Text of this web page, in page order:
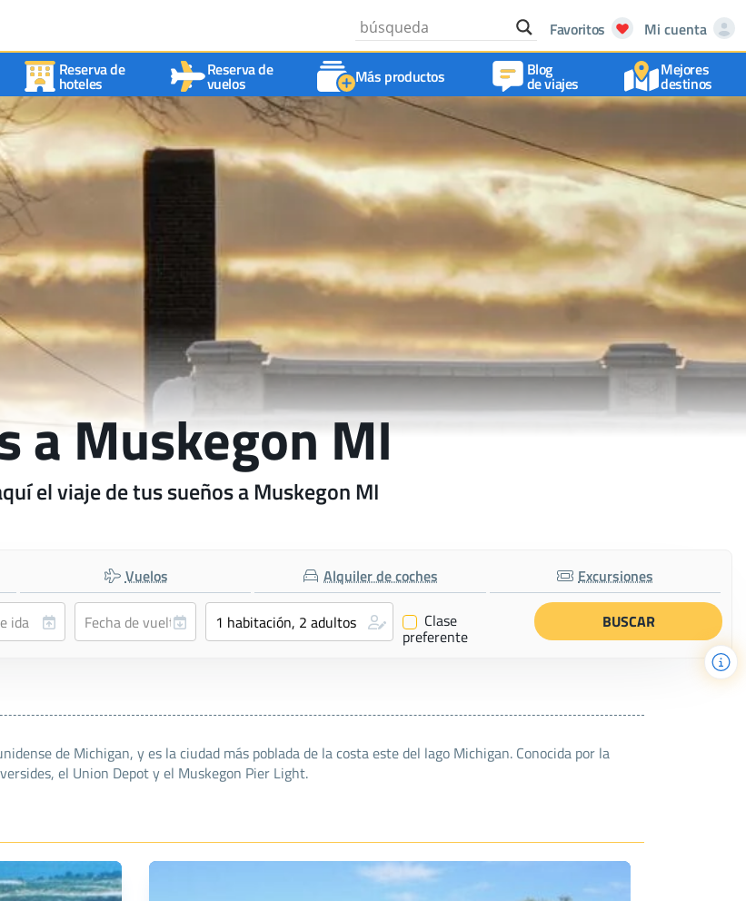
Favoritos
Mi cuenta
Reserva de
hoteles
Reserva de
vuelos Más productos Blog
de viajes
Mejores
destinos
a Muskegon MI
el viaje de tus sueños a Muskegon MI
Vuelos Alquiler de coches Excursiones
✔ Clase
preferente
de Michigan, y es la ciudad más poblada de la costa este del lago Michigan. Conocida por la
el Union Depot y el Muskegon Pier Light.